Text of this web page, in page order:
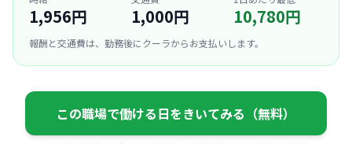
1,956円 1,000円 10,780円
報酬と交通費は、勤務後にクーラからお支払いします。
この職場で働ける日をきいてみる（無料）